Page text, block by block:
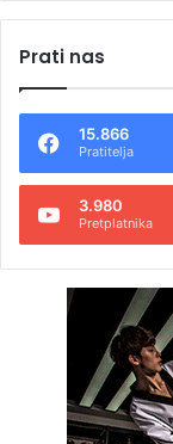
Prati nas
15.866
Pratitelja
3.980
Pretplatnika